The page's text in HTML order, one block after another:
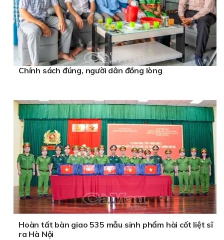
Chính sách đúng, người dân đồng lòng
Hoàn tất bàn giao 535 mẫu sinh phẩm hài cốt liệt sĩ
ra Hà Nội